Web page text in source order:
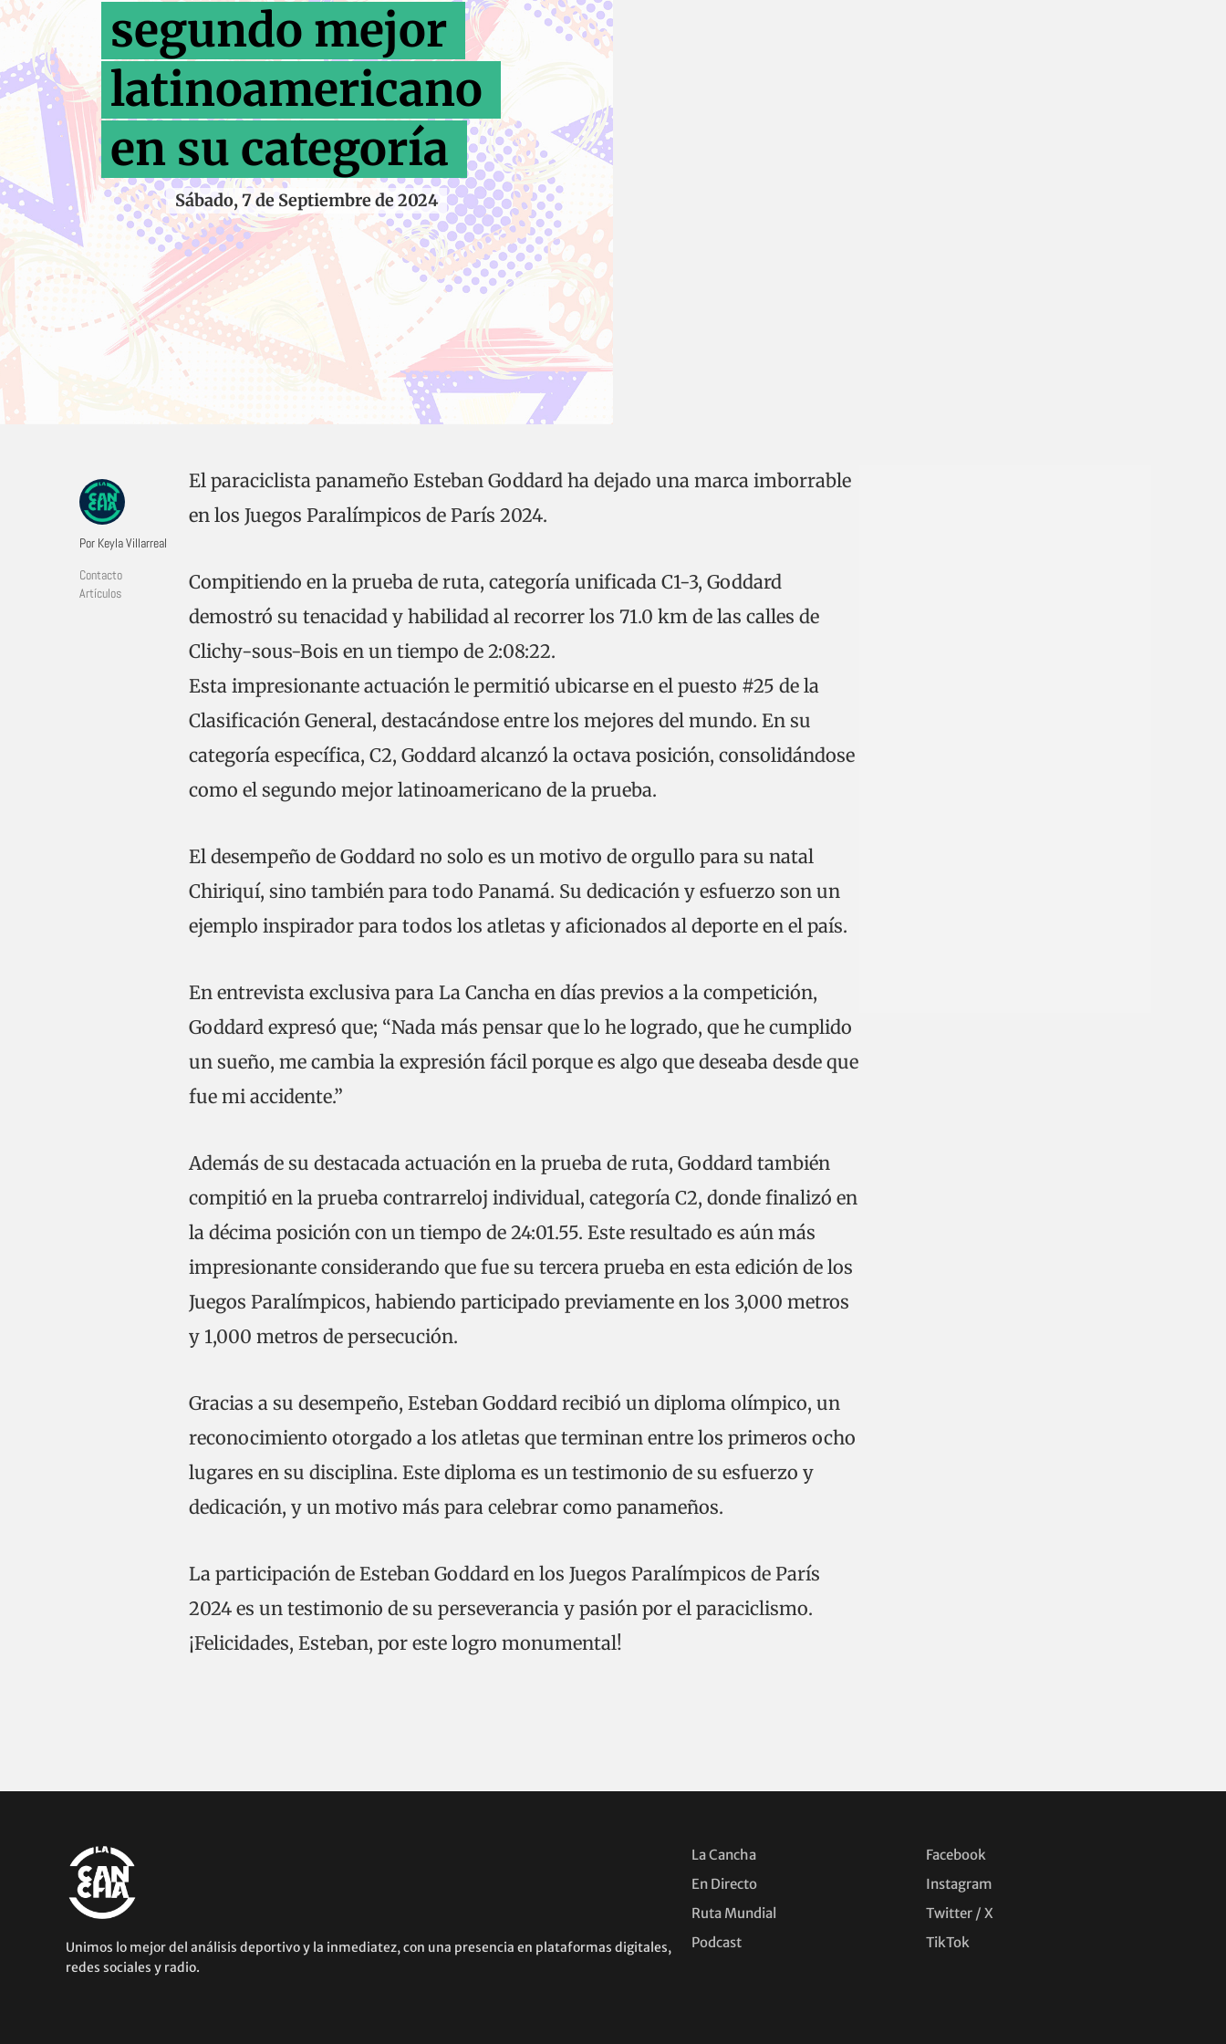
segundo mejor
latinoamericano
en su categoría
Sábado, 7 de Septiembre de 2024
Por Keyla Villarreal
Contacto
Artículos
El paraciclista panameño Esteban Goddard ha dejado una marca imborrable
en los Juegos Paralímpicos de París 2024.
Compitiendo en la prueba de ruta, categoría unificada C1-3, Goddard
demostró su tenacidad y habilidad al recorrer los 71.0 km de las calles de
Clichy-sous-Bois en un tiempo de 2:08:22.
Esta impresionante actuación le permitió ubicarse en el puesto #25 de la
Clasificación General, destacándose entre los mejores del mundo. En su
categoría específica, C2, Goddard alcanzó la octava posición, consolidándose
como el segundo mejor latinoamericano de la prueba.
El desempeño de Goddard no solo es un motivo de orgullo para su natal
Chiriquí, sino también para todo Panamá. Su dedicación y esfuerzo son un
ejemplo inspirador para todos los atletas y aficionados al deporte en el país.
En entrevista exclusiva para La Cancha en días previos a la competición,
Goddard expresó que; “Nada más pensar que lo he logrado, que he cumplido
un sueño, me cambia la expresión fácil porque es algo que deseaba desde que
fue mi accidente.”
Además de su destacada actuación en la prueba de ruta, Goddard también
compitió en la prueba contrarreloj individual, categoría C2, donde finalizó en
la décima posición con un tiempo de 24:01.55. Este resultado es aún más
impresionante considerando que fue su tercera prueba en esta edición de los
Juegos Paralímpicos, habiendo participado previamente en los 3,000 metros
y 1,000 metros de persecución.
Gracias a su desempeño, Esteban Goddard recibió un diploma olímpico, un
reconocimiento otorgado a los atletas que terminan entre los primeros ocho
lugares en su disciplina. Este diploma es un testimonio de su esfuerzo y
dedicación, y un motivo más para celebrar como panameños.
La participación de Esteban Goddard en los Juegos Paralímpicos de París
2024 es un testimonio de su perseverancia y pasión por el paraciclismo.
¡Felicidades, Esteban, por este logro monumental!
Unimos lo mejor del análisis deportivo y la inmediatez, con una presencia en plataformas digitales,
redes sociales y radio.
La Cancha
En Directo
Ruta Mundial
Podcast
Facebook
Instagram
Twitter / X
TikTok